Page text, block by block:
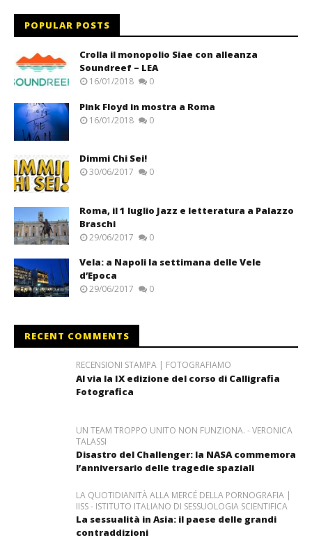
POPULAR POSTS
Crolla il monopolio Siae con alleanza
Soundreef – LEA
16/01/2018 0
Pink Floyd in mostra a Roma
16/01/2018 0
Dimmi Chi Sei!
30/06/2017 0
Roma, il 1 luglio Jazz e letteratura a Palazzo
Braschi
29/06/2017 0
Vela: a Napoli la settimana delle Vele
d’Epoca
29/06/2017 0
RECENT COMMENTS
RECENSIONI STAMPA | FOTOGRAFIAMO
Al via la IX edizione del corso di Calligrafia
Fotografica
UN TEAM TROPPO UNITO NON FUNZIONA. - VERONICA
TALASSI
Disastro del Challenger: la NASA commemora
l’anniversario delle tragedie spaziali
LA QUOTIDIANITÀ ALLA MERCÉ DELLA PORNOGRAFIA |
IISS - ISTITUTO ITALIANO DI SESSUOLOGIA SCIENTIFICA
La sessualità in Asia: il paese delle grandi
contraddizioni